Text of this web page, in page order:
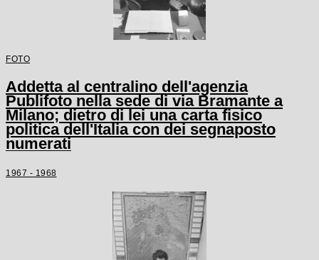
FOTO
Addetta al centralino dell'agenzia
Publifoto nella sede di via Bramante a
Milano; dietro di lei una carta fisico
politica dell'Italia con dei segnaposto
numerati
1967 - 1968